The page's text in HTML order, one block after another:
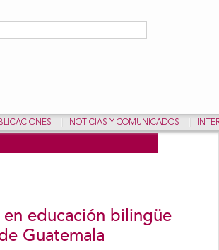
contenido
búsqueda
NOTICIAS Y COMUNICADOS
educación bilingüe
Guatemala